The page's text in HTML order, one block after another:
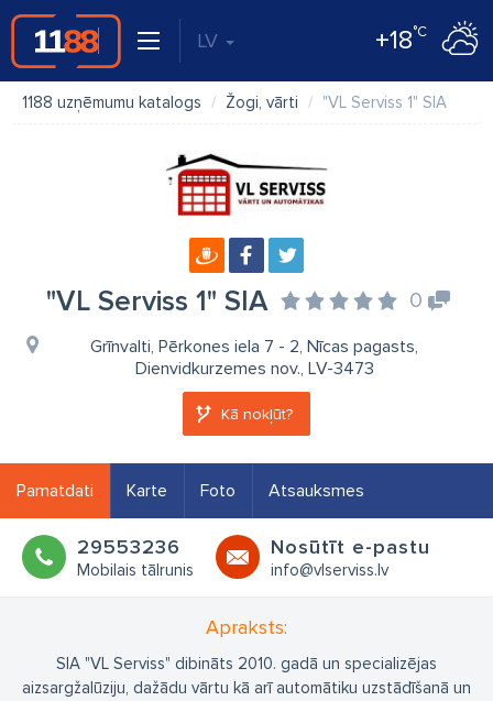
LV +18°C
1188 uzņēmumu katalogs Žogi, vārti "VL Serviss 1" SIA
"VL Serviss 1" SIA 0
Grīnvalti, Pērkones iela 7 - 2, Nīcas pagasts,
Dienvidkurzemes nov., LV-3473
Kā nokļūt?
Pamatdati Karte Foto Atsauksmes
29553236
Mobilais tālrunis
Nosūtīt e-pastu
info@vlserviss.lv
Apraksts:
SIA "VL Serviss" dibināts 2010. gadā un specializējas
aizsargžalūziju, dažādu vārtu kā arī automātiku uzstādīšanā un